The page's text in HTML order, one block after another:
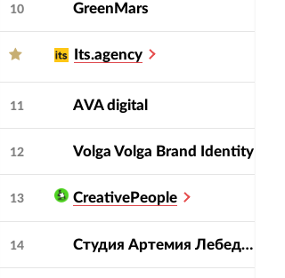
10 GreenMars
Its.agency
11 AVA digital
12 Volga Volga Brand Identity
13 CreativePeople
14 Студия Артемия Лебедева